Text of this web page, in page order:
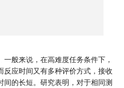
般来说，在高难度任务条件下，
应时间又有多种评价方式，接收
的长短。研究表明，对于相同测